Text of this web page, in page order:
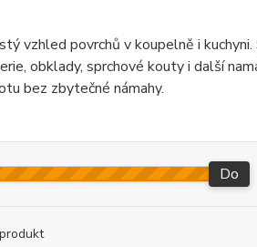
vzhled povrchů v koupelně i
obklady, sprchové kouty i další
bez zbytečné námahy.
Do